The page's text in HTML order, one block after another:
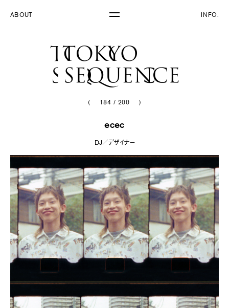
ABOUT INFO.
( 184 / 200 )
ecec
DJ／デザイナー